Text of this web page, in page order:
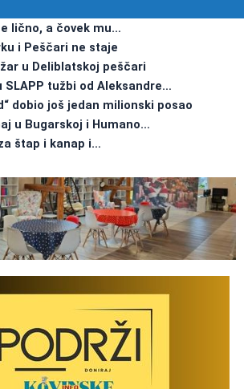
lično, a čovek mu…
i Peščari ne staje
u Deliblatskoj peščari
SLAPP tužbi od Aleksandre…
dobio još jedan milionski posao
u Bugarskoj i Humano…
štap i kanap i…